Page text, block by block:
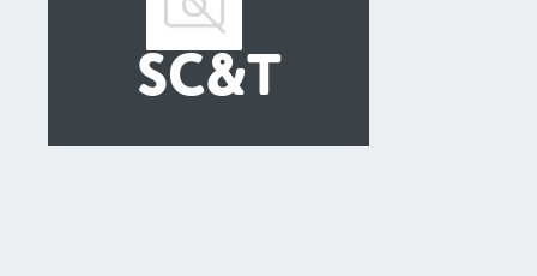
SC&T